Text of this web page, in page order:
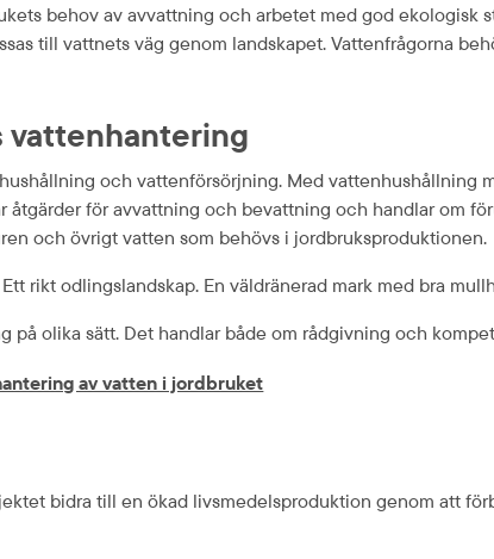
behov av avvattning och arbetet med god
till vattnets väg genom landskapet. Vattenfrågorna
vattenhantering
och vattenförsörjning. Med vattenhushållning
åtgärder för avvattning och bevattning och handlar om
och övrigt vatten som behövs i jordbruksproduktionen.
rikt odlingslandskap. En väldränerad mark med bra
på olika sätt. Det handlar både om rådgivning och
av vatten i jordbruket
bidra till en ökad livsmedelsproduktion genom att